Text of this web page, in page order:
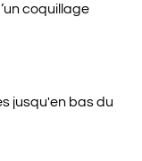
coquillage
jusqu'en bas du